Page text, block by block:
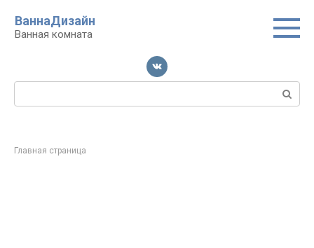
контенту
ВаннаДизайн
Ванная комната
Поиск:
Главная страница